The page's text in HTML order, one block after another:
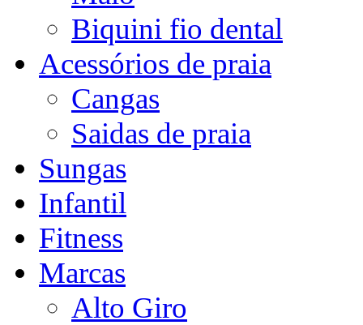
Biquini fio dental
Acessórios de praia
Cangas
Saidas de praia
Sungas
Infantil
Fitness
Marcas
Alto Giro